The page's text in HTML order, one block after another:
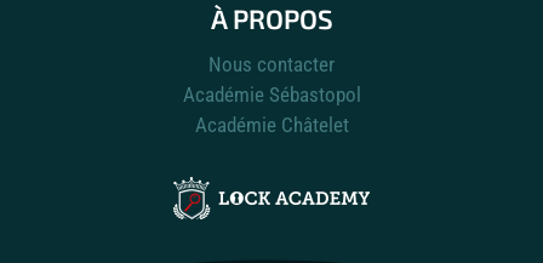
À PROPOS
Nous contacter
Académie Sébastopol
Académie Châtelet